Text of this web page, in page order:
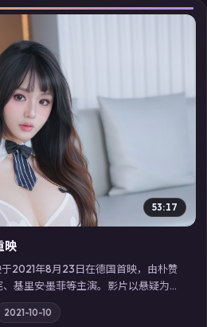
▶
53:17
映
2021年8月23日在德国首映，由朴赞
基里安·墨菲等主演。影片以悬疑为叙
在实验事故后逐渐模糊；摄影与配乐
过「国产免费观看高清电视剧在线
2021-10-10